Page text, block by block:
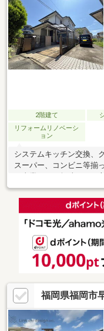
2階建て
リフォームリノベーシ
ョン
システムキッチン交換、
スーパー、コンビニ等揃
か？
福岡県福岡市